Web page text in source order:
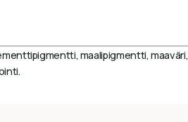
maalipigmentti, maaväri,